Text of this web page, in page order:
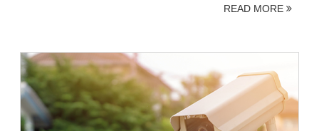
READ MORE